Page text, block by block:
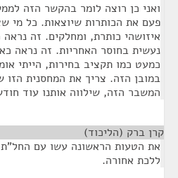
ואני כן רוצה לומר בהקשר הזה
פעם את הכותרות שיוצאות. כל מי
איזושהי כותרת, ומחלקים. זה
נעשית בחוסר האחריות. זה נראה
כמעט כמו תקציב בחירות, הייתי
במובן הזה. צריך את המחסנית
המשבר הזה, שילווה אותנו עוד
קרן ברק (הליכוד)
את הטעות הראשונה עשו עם
ללכת אחורה.